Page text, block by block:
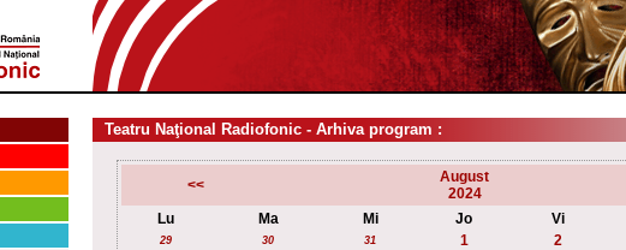
Teatru Naţional Radiofonic - Arhiva program :
<<
August
2024
Lu
Ma Mi Jo Vi
29 30 31 1 2